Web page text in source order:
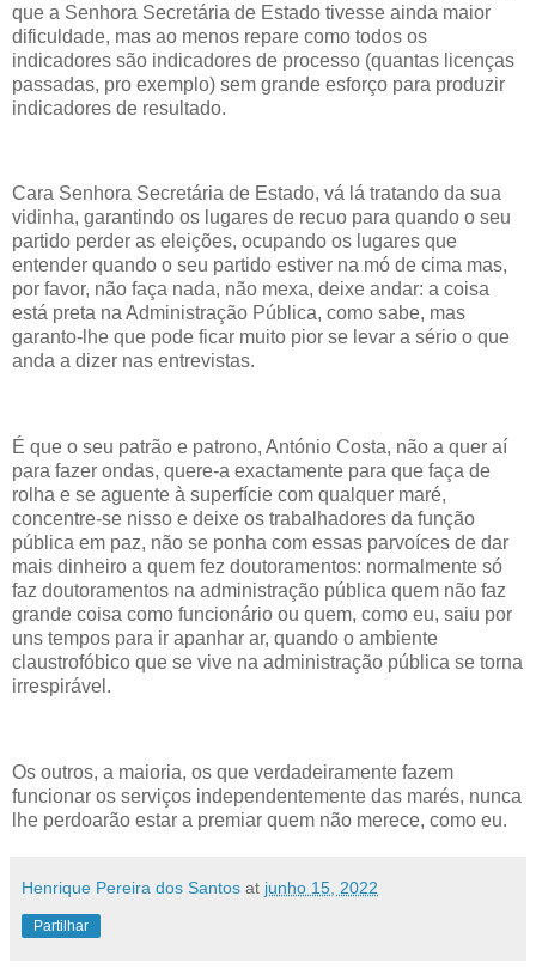
que a Senhora Secretária de Estado tivesse ainda maior
dificuldade, mas ao menos repare como todos os
indicadores são indicadores de processo (quantas licenças
passadas, pro exemplo) sem grande esforço para produzir
indicadores de resultado.
Cara Senhora Secretária de Estado, vá lá tratando da sua
vidinha, garantindo os lugares de recuo para quando o seu
partido perder as eleições, ocupando os lugares que
entender quando o seu partido estiver na mó de cima mas,
por favor, não faça nada, não mexa, deixe andar: a coisa
está preta na Administração Pública, como sabe, mas
garanto-lhe que pode ficar muito pior se levar a sério o que
anda a dizer nas entrevistas.
É que o seu patrão e patrono, António Costa, não a quer aí
para fazer ondas, quere-a exactamente para que faça de
rolha e se aguente à superfície com qualquer maré,
concentre-se nisso e deixe os trabalhadores da função
pública em paz, não se ponha com essas parvoíces de dar
mais dinheiro a quem fez doutoramentos: normalmente só
faz doutoramentos na administração pública quem não faz
grande coisa como funcionário ou quem, como eu, saiu por
uns tempos para ir apanhar ar, quando o ambiente
claustrofóbico que se vive na administração pública se torna
irrespirável.
Os outros, a maioria, os que verdadeiramente fazem
funcionar os serviços independentemente das marés, nunca
lhe perdoarão estar a premiar quem não merece, como eu.
Henrique Pereira dos Santos at junho 15, 2022
Partilhar